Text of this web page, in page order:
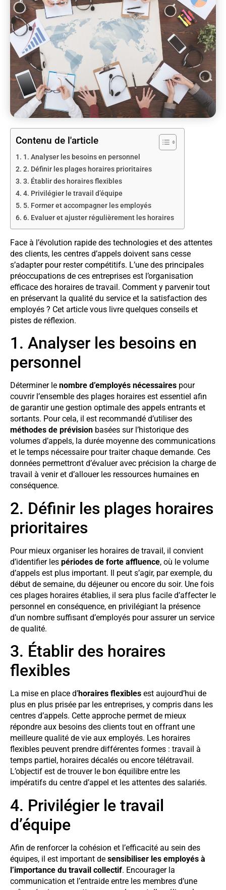
Contenu de l'article
1. Analyser les besoins en personnel
2. Définir les plages horaires prioritaires
3. Établir des horaires flexibles
4. Privilégier le travail d’équipe
5. Former et accompagner les employés
6. Evaluer et ajuster régulièrement les horaires
Face à l’évolution rapide des technologies et des attentes
des clients, les centres d’appels doivent sans cesse
s’adapter pour rester compétitifs. L’une des principales
préoccupations de ces entreprises est l’organisation
efficace des horaires de travail. Comment y parvenir tout
en préservant la qualité du service et la satisfaction des
employés ? Cet article vous livre quelques conseils et
pistes de réflexion.
1. Analyser les besoins en
personnel
Déterminer le nombre d’employés nécessaires pour
couvrir l’ensemble des plages horaires est essentiel afin
de garantir une gestion optimale des appels entrants et
sortants. Pour cela, il est recommandé d’utiliser des
méthodes de prévision basées sur l’historique des
volumes d’appels, la durée moyenne des communications
et le temps nécessaire pour traiter chaque demande. Ces
données permettront d’évaluer avec précision la charge de
travail à venir et d’allouer les ressources humaines en
conséquence.
2. Définir les plages horaires
prioritaires
Pour mieux organiser les horaires de travail, il convient
d’identifier les périodes de forte affluence, où le volume
d’appels est plus important. Il peut s’agir, par exemple, du
début de semaine, du déjeuner ou encore du soir. Une fois
ces plages horaires établies, il sera plus facile d’affecter le
personnel en conséquence, en privilégiant la présence
d’un nombre suffisant d’employés pour assurer un service
de qualité.
3. Établir des horaires
flexibles
La mise en place d’horaires flexibles est aujourd’hui de
plus en plus prisée par les entreprises, y compris dans les
centres d’appels. Cette approche permet de mieux
répondre aux besoins des clients tout en offrant une
meilleure qualité de vie aux employés. Les horaires
flexibles peuvent prendre différentes formes : travail à
temps partiel, horaires décalés ou encore télétravail.
L’objectif est de trouver le bon équilibre entre les
impératifs du centre d’appel et les attentes des salariés.
4. Privilégier le travail
d’équipe
Afin de renforcer la cohésion et l’efficacité au sein des
équipes, il est important de sensibiliser les employés à
l’importance du travail collectif. Encourager la
communication et l’entraide entre les membres d’une